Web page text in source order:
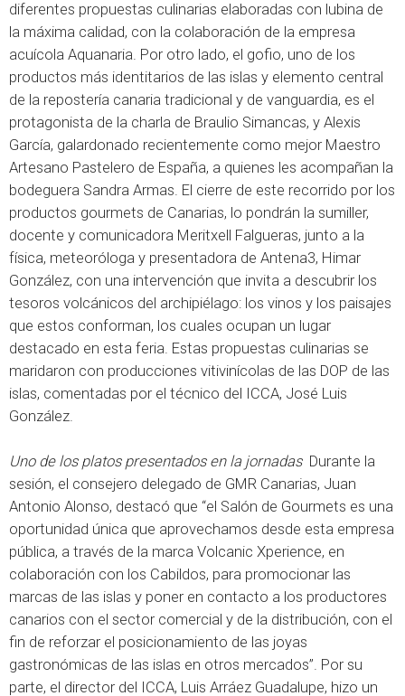
diferentes propuestas culinarias elaboradas con lubina de
la máxima calidad, con la colaboración de la empresa
acuícola Aquanaria. Por otro lado, el gofio, uno de los
productos más identitarios de las islas y elemento central
de la repostería canaria tradicional y de vanguardia, es el
protagonista de la charla de Braulio Simancas, y Alexis
García, galardonado recientemente como mejor Maestro
Artesano Pastelero de España, a quienes les acompañan la
bodeguera Sandra Armas. El cierre de este recorrido por los
productos gourmets de Canarias, lo pondrán la sumiller,
docente y comunicadora Meritxell Falgueras, junto a la
física, meteoróloga y presentadora de Antena3, Himar
González, con una intervención que invita a descubrir los
tesoros volcánicos del archipiélago: los vinos y los paisajes
que estos conforman, los cuales ocupan un lugar
destacado en esta feria. Estas propuestas culinarias se
maridaron con producciones vitivinícolas de las DOP de las
islas, comentadas por el técnico del ICCA, José Luis
González.
Uno de los platos presentados en la jornadas Durante la
sesión, el consejero delegado de GMR Canarias, Juan
Antonio Alonso, destacó que “el Salón de Gourmets es una
oportunidad única que aprovechamos desde esta empresa
pública, a través de la marca Volcanic Xperience, en
colaboración con los Cabildos, para promocionar las
marcas de las islas y poner en contacto a los productores
canarios con el sector comercial y de la distribución, con el
fin de reforzar el posicionamiento de las joyas
gastronómicas de las islas en otros mercados”. Por su
parte, el director del ICCA, Luis Arráez Guadalupe, hizo un